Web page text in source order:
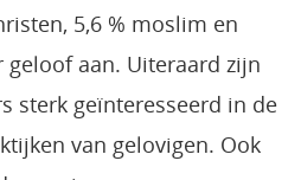
5,6 % moslim en
geloof aan. Uiteraard zijn
sterk geïnteresseerd in de
van gelovigen. Ook